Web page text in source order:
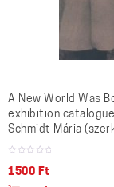
A New World Was
exhibition catalogue
Schmidt Mária
1500 Ft